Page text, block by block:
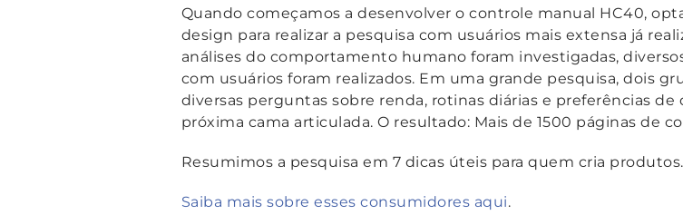
Quando começamos a desenvolver o controle manual HC40,
design para realizar a pesquisa com usuários mais extensa já
análises do comportamento humano foram investigadas,
com usuários foram realizados. Em uma grande pesquisa, dois
diversas perguntas sobre renda, rotinas diárias e preferências de
próxima cama articulada. O resultado: Mais de 1500 páginas de
Resumimos a pesquisa em 7 dicas úteis para quem cria produtos.
Saiba mais sobre esses consumidores aqui.